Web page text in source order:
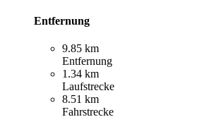
Entfernung
9.85 km
Entfernung
1.34 km
Laufstrecke
8.51 km
Fahrstrecke